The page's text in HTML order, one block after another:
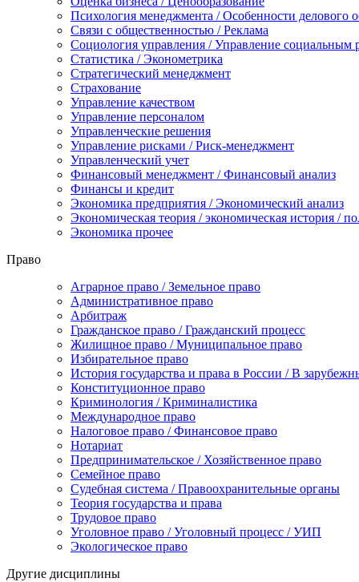
Психология менеджмента / Особенности делового
Связи с общественностью / Реклама
Социология управления / Управление социальным
Статистика / Эконометрика
Стратегический менеджмент
Страхование
Управление качеством
Управление персоналом
Управленческие решения
Управление рисками / Риск-менеджмент
Управленческий учет
Финансовый менеджмент / Финансовый анализ
Финансы и кредит
Экономика предприятия / Экономический анализ
Экономическая теория / экономическая история /
Экономика прочее
Право
Аграрное право / Земельное право
Административное право
Арбитраж
Гражданское право / Гражданский процесс
Жилищное право / Муниципальное право
Избирательное право
История государства и права в России / В
Конституционное право
Криминология / Криминалистика
Международное право
Налоговое право / Финансовое право
Нотариат
Предпринимательское / Хозяйственное право
Семейное право
Судебная система / Правоохранительные органы
Теория государства и права
Трудовое право
Уголовное право / Уголовный процесс / УИП
Экологическое право
Другие дисциплины